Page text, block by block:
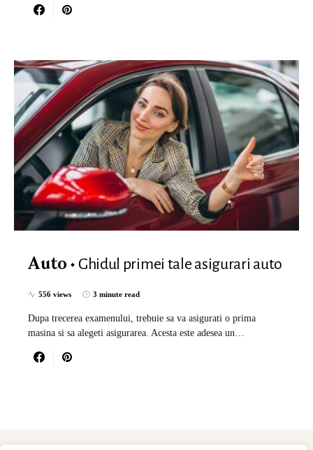
Auto Ghidul primei tale asigurari auto
556 views 3 minute read
Dupa trecerea examenului, trebuie sa va asigurati o prima
masina si sa alegeti asigurarea. Acesta este adesea un…